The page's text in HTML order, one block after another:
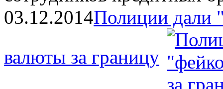
03.12.2014Полиции дали
валюты за границу